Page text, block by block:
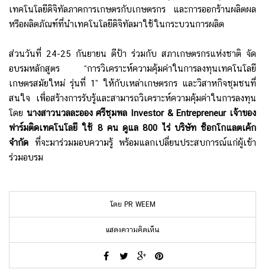
เทคโนโลยีดิจิทัลภาคการเกษตรกับเกษตรกร และการออกร้านผลิตผล
หรือผลิตภัณฑ์ที่นำเทคโนโลยีดิจิทัลมาใช้ในกระบวนการผลิต
ส่วนวันที่ 24-25 กันยายน ดีป้า ร่วมกับ สภาเกษตรกรแห่งชาติ จัด
อบรมหลักสูตร “การวิเคราะห์ความคุ้มค่าในการลงทุนเทคโนโลยี
เกษตรสมัยใหม่ รุ่นที่ 1” ให้กับเหล่าเกษตรกร และวิสาหกิจชุมชนที่
สนใจ เพื่อสร้างการรับรู้และสามารถวิเคราะห์ความคุ้มค่าในการลงทุน
โดย นางสาวนวลละออง ศรีชุมพล Investor & Entrepreneur เจ้าของ
ฟาร์มติดเทคโนโลยี ใช้ 8 คน ดูแล 800 ไร่ บริษัท ช็อกโกแลตเค้ก
จำกัด ที่จะมาร่วมมอบความรู้ พร้อมแลกเปลี่ยนประสบการณ์แก่ผู้เข้า
ร่วมอบรม
โดย PR WEEM
แสดงความคิดเห็น